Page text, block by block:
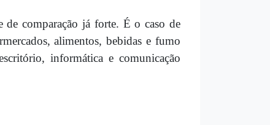
de comparação já forte. É o caso de
alimentos, bebidas e fumo
informática e comunicação